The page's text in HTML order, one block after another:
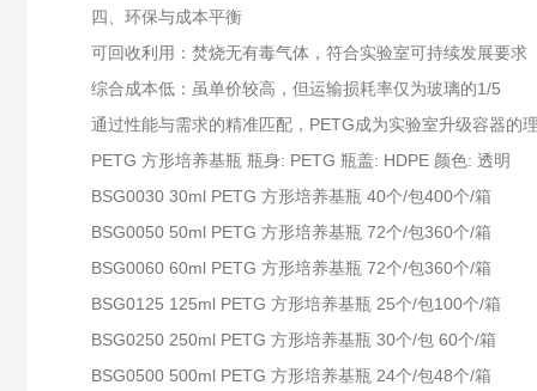
四、环保与成本平衡‌
可回收利用‌：焚烧无有毒气体，符合实验室可持续发展要求
综合成本低‌：虽单价较高，但运输损耗率仅为玻璃的1/5
通过性能与需求的精准匹配，PETG成为实验室升级容器的
PETG 方形培养基瓶 瓶身: PETG 瓶盖: HDPE 颜色: 透明
BSG0030 30ml PETG 方形培养基瓶 40个/包400个/箱
BSG0050 50ml PETG 方形培养基瓶 72个/包360个/箱
BSG0060 60ml PETG 方形培养基瓶 72个/包360个/箱
BSG0125 125ml PETG 方形培养基瓶 25个/包100个/箱
BSG0250 250ml PETG 方形培养基瓶 30个/包 60个/箱
BSG0500 500ml PETG 方形培养基瓶 24个/包48个/箱